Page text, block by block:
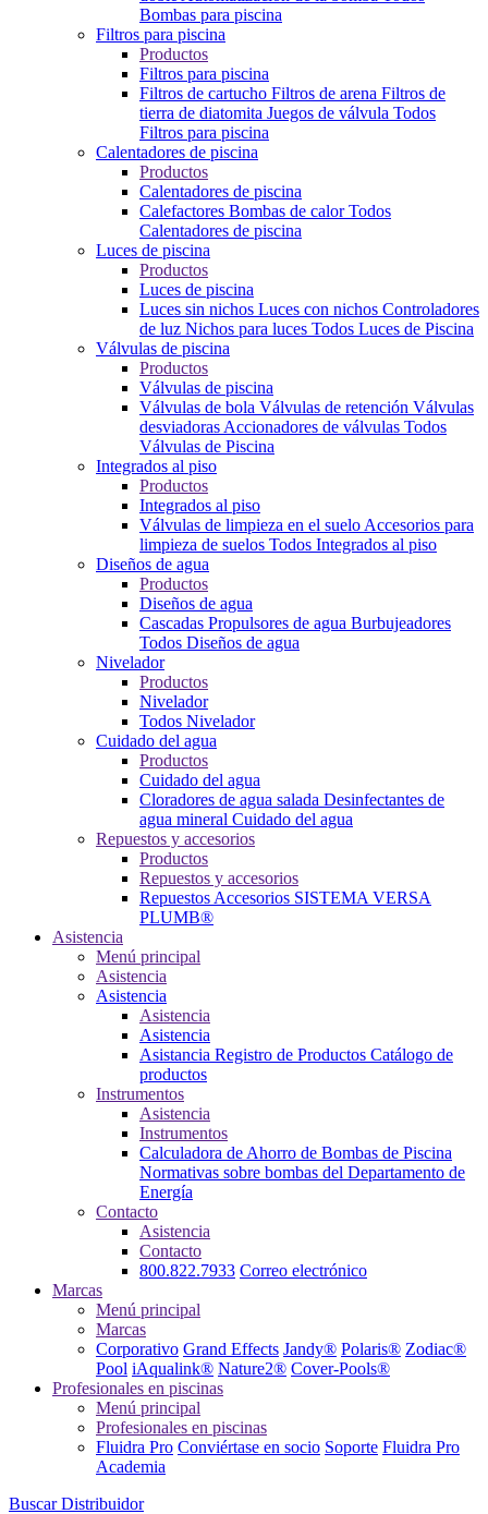
Bombas para piscina
Filtros para piscina
Productos
Filtros para piscina
Filtros de cartucho Filtros de arena Filtros de
tierra de diatomita Juegos de válvula Todos
Filtros para piscina
Calentadores de piscina
Productos
Calentadores de piscina
Calefactores Bombas de calorTodos
Calentadores de piscina
Luces de piscina
Productos
Luces de piscina
Luces sin nichos Luces con nichos Controladores
de luz Nichos para luces Todos Luces de Piscina
Válvulas de piscina
Productos
Válvulas de piscina
Válvulas de bola Válvulas de retención Válvulas
desviadoras Accionadores de válvulas Todos
Válvulas de Piscina
Integrados al piso
Productos
Integrados al piso
Válvulas de limpieza en el suelo Accesorios para
limpieza de suelos Todos Integrados al piso
Diseños de agua
Productos
Diseños de agua
Cascadas Propulsores de agua Burbujeadores
Todos Diseños de agua
Nivelador
Productos
Nivelador
Todos Nivelador
Cuidado del agua
Productos
Cuidado del agua
Cloradores de agua salada Desinfectantes de
agua mineral Cuidado del agua
Repuestos y accesorios
Productos
Repuestos y accesorios
Repuestos Accesorios SISTEMA VERSA
PLUMB®
Asistencia
Menú principal
Asistencia
Asistencia
Asistencia
Asistencia
Asistancia Registro de Productos Catálogo de
productos
Instrumentos
Asistencia
Instrumentos
Calculadora de Ahorro de Bombas de Piscina
Normativas sobre bombas del Departamento de
Energía
Contacto
Asistencia
Contacto
800.822.7933 Correo electrónico
Marcas
Menú principal
Marcas
Corporativo Grand Effects Jandy® Polaris® Zodiac®
Pool iAqualink® Nature2® Cover-Pools®
Profesionales en piscinas
Menú principal
Profesionales en piscinas
Fluidra Pro Conviértase en socio Soporte Fluidra Pro
Academia
Buscar Distribuidor